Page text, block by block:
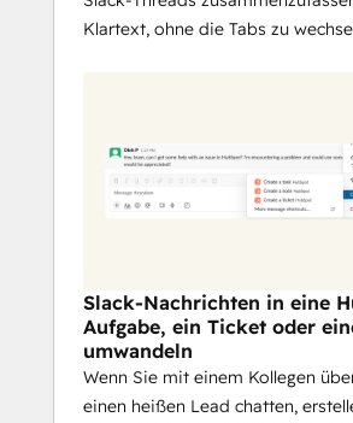
Thread-Antworten und
Tickets, die an einen
gesendet werden.
Optimieren Sie die
Unternehmen
Ihrem Team
und alle auf dem
Klartext, ohne die Tabs zu
Slack-Nachrichten in eine
Aufgabe, ein Ticket oder
umwandeln
Wenn Sie mit einem Kollegen
einen heißen Lead chatten,